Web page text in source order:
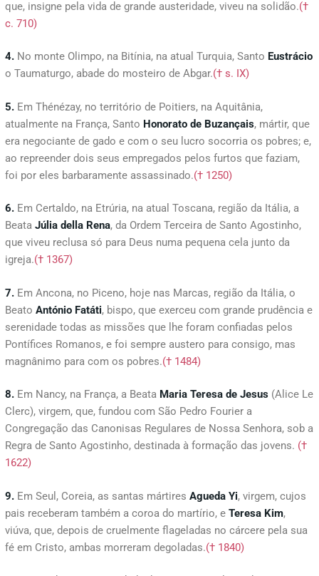
que, insigne pela vida de grande austeridade, viveu na solidão.(†
c. 710)
4. No monte Olimpo, na Bitínia, na atual Turquia, Santo Eustrácio
o Taumaturgo, abade do mosteiro de Abgar.(† s. IX)
5. Em Thénézay, no território de Poitiers, na Aquitânia,
atualmente na França, Santo Honorato de Buzançais, mártir, que
era negociante de gado e com o seu lucro socorria os pobres; e,
ao repreender dois seus empregados pelos furtos que faziam,
foi por eles barbaramente assassinado.(† 1250)
6. Em Certaldo, na Etrúria, na atual Toscana, região da Itália, a
Beata Júlia della Rena, da Ordem Terceira de Santo Agostinho,
que viveu reclusa só para Deus numa pequena cela junto da
igreja.(† 1367)
7. Em Ancona, no Piceno, hoje nas Marcas, região da Itália, o
Beato António Fatáti, bispo, que exerceu com grande prudência e
serenidade todas as missões que lhe foram confiadas pelos
Pontífices Romanos, e foi sempre austero para consigo, mas
magnânimo para com os pobres.(† 1484)
8. Em Nancy, na França, a Beata Maria Teresa de Jesus (Alice Le
Clerc), virgem, que, fundou com São Pedro Fourier a
Congregação das Canonisas Regulares de Nossa Senhora, sob a
Regra de Santo Agostinho, destinada à formação das jovens. (†
1622)
9. Em Seul, Coreia, as santas mártires Agueda Yi, virgem, cujos
pais receberam também a coroa do martírio, e Teresa Kim,
viúva, que, depois de cruelmente flageladas no cárcere pela sua
fé em Cristo, ambas morreram degoladas.(† 1840)